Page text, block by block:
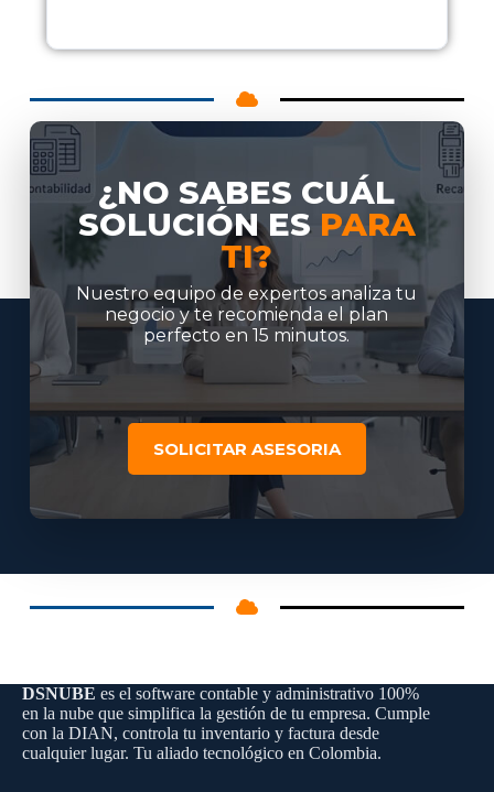
¿NO SABES CUÁL
SOLUCIÓN ES PARA
TI?
Nuestro equipo de expertos analiza tu
negocio y te recomienda el plan
perfecto en 15 minutos.
SOLICITAR ASESORIA
DSNUBE es el software contable y administrativo 100%
en la nube que simplifica la gestión de tu empresa. Cumple
con la DIAN, controla tu inventario y factura desde
cualquier lugar. Tu aliado tecnológico en Colombia.